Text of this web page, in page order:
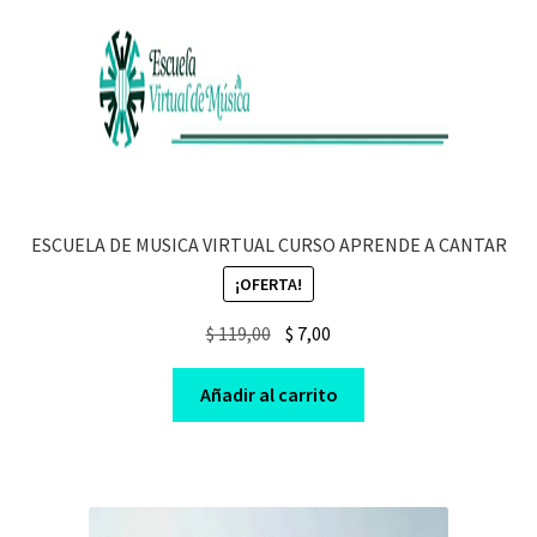
ESCUELA DE MUSICA VIRTUAL CURSO APRENDE A CANTAR
¡OFERTA!
$119,00 Original
price
was:
$ 119,00.
$ 7,00
price
is:
$ 7,00.
Añadir al carrito